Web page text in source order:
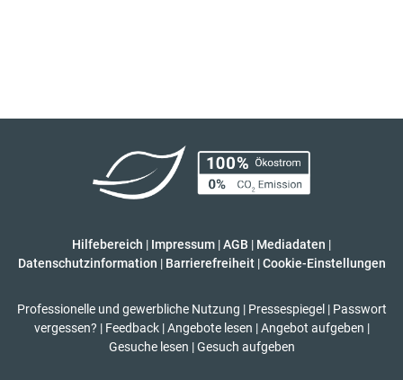
Hilfebereich | Impressum |AGB | Mediadaten |
Datenschutzinformation | Barrierefreiheit | Cookie-Einstellungen
Professionelle und gewerbliche Nutzung | Pressespiegel | Passwort
vergessen? | Feedback | Angebote lesen | Angebot aufgeben |
Gesuche lesen | Gesuch aufgeben